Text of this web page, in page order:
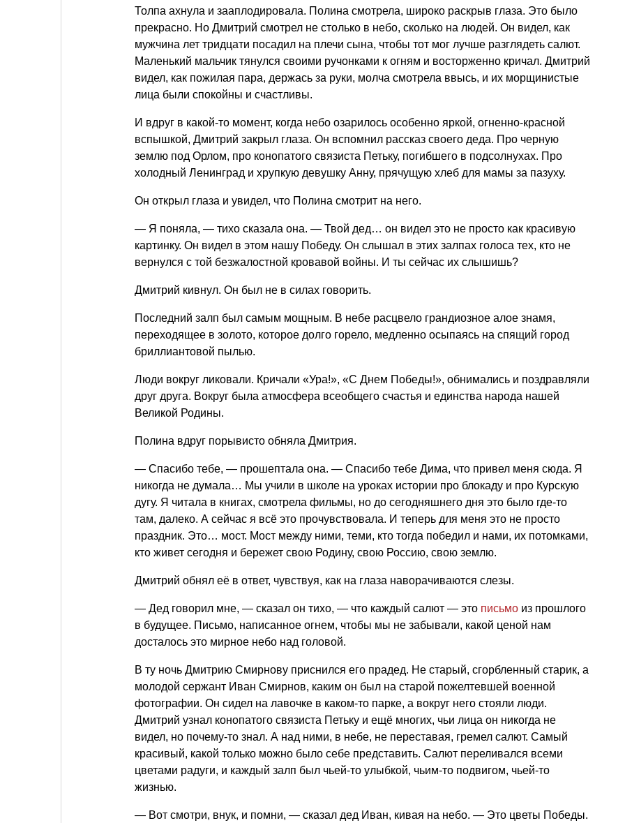
Толпа ахнула и зааплодировала. Полина смотрела, широко раскрыв глаза. Это было
прекрасно. Но Дмитрий смотрел не столько в небо, сколько на людей. Он видел, как
мужчина лет тридцати посадил на плечи сына, чтобы тот мог лучше разглядеть салют.
Маленький мальчик тянулся своими ручонками к огням и восторженно кричал. Дмитрий
видел, как пожилая пара, держась за руки, молча смотрела ввысь, и их морщинистые
лица были спокойны и счастливы.
И вдруг в какой-то момент, когда небо озарилось особенно яркой, огненно-красной
вспышкой, Дмитрий закрыл глаза. Он вспомнил рассказ своего деда. Про черную
землю под Орлом, про конопатого связиста Петьку, погибшего в подсолнухах. Про
холодный Ленинград и хрупкую девушку Анну, прячущую хлеб для мамы за пазуху.
Он открыл глаза и увидел, что Полина смотрит на него.
— Я поняла, — тихо сказала она. — Твой дед… он видел это не просто как красивую
картинку. Он видел в этом нашу Победу. Он слышал в этих залпах голоса тех, кто не
вернулся с той безжалостной кровавой войны. И ты сейчас их слышишь?
Дмитрий кивнул. Он был не в силах говорить.
Последний залп был самым мощным. В небе расцвело грандиозное алое знамя,
переходящее в золото, которое долго горело, медленно осыпаясь на спящий город
бриллиантовой пылью.
Люди вокруг ликовали. Кричали «Ура!», «С Днем Победы!», обнимались и поздравляли
друг друга. Вокруг была атмосфера всеобщего счастья и единства народа нашей
Великой Родины.
Полина вдруг порывисто обняла Дмитрия.
— Спасибо тебе, — прошептала она. — Спасибо тебе Дима, что привел меня сюда. Я
никогда не думала… Мы учили в школе на уроках истории про блокаду и про Курскую
дугу. Я читала в книгах, смотрела фильмы, но до сегодняшнего дня это было где-то
там, далеко. А сейчас я всё это прочувствовала. И теперь для меня это не просто
праздник. Это… мост. Мост между ними, теми, кто тогда победил и нами, их потомками,
кто живет сегодня и бережет свою Родину, свою Россию, свою землю.
Дмитрий обнял её в ответ, чувствуя, как на глаза наворачиваются слезы.
— Дед говорил мне, — сказал он тихо, — что каждый салют — это письмо из прошлого
в будущее. Письмо, написанное огнем, чтобы мы не забывали, какой ценой нам
досталось это мирное небо над головой.
В ту ночь Дмитрию Смирнову приснился его прадед. Не старый, сгорбленный старик, а
молодой сержант Иван Смирнов, каким он был на старой пожелтевшей военной
фотографии. Он сидел на лавочке в каком-то парке, а вокруг него стояли люди.
Дмитрий узнал конопатого связиста Петьку и ещё многих, чьи лица он никогда не
видел, но почему-то знал. А над ними, в небе, не переставая, гремел салют. Самый
красивый, какой только можно было себе представить. Салют переливался всеми
цветами радуги, и каждый залп был чьей-то улыбкой, чьим-то подвигом, чьей-то
жизнью.
— Вот смотри, внук, и помни, — сказал дед Иван, кивая на небо. — Это цветы Победы.